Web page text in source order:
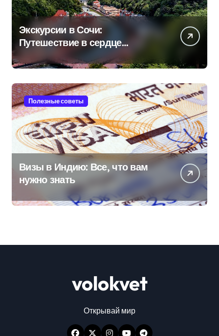
Экскурсии в Сочи:
Путешествие в сердце
Черноморского курорта
Полезные советы
Визы в Индию: Все, что вам
нужно знать
volokvet
Открывай мир